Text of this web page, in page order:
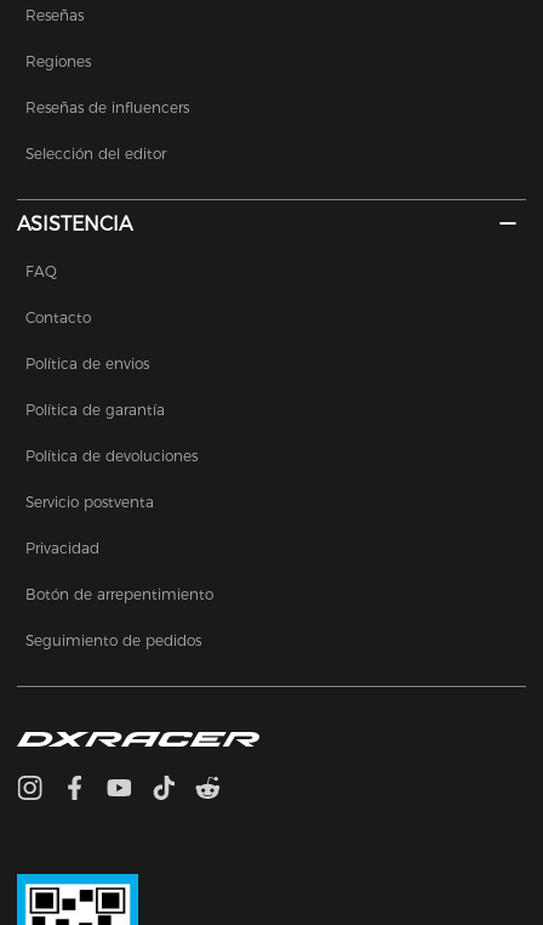
Reseñas
Regiones
Reseñas de influencers
Selección del editor
ASISTENCIA
FAQ
Contacto
Política de envios
Política de garantía
Política de devoluciones
Servicio postventa
Privacidad
Botón de arrepentimiento
Seguimiento de pedidos